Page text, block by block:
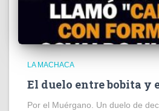
LA MACHACA
El duelo entre bobita y
Por el Muérgano. Un duelo de